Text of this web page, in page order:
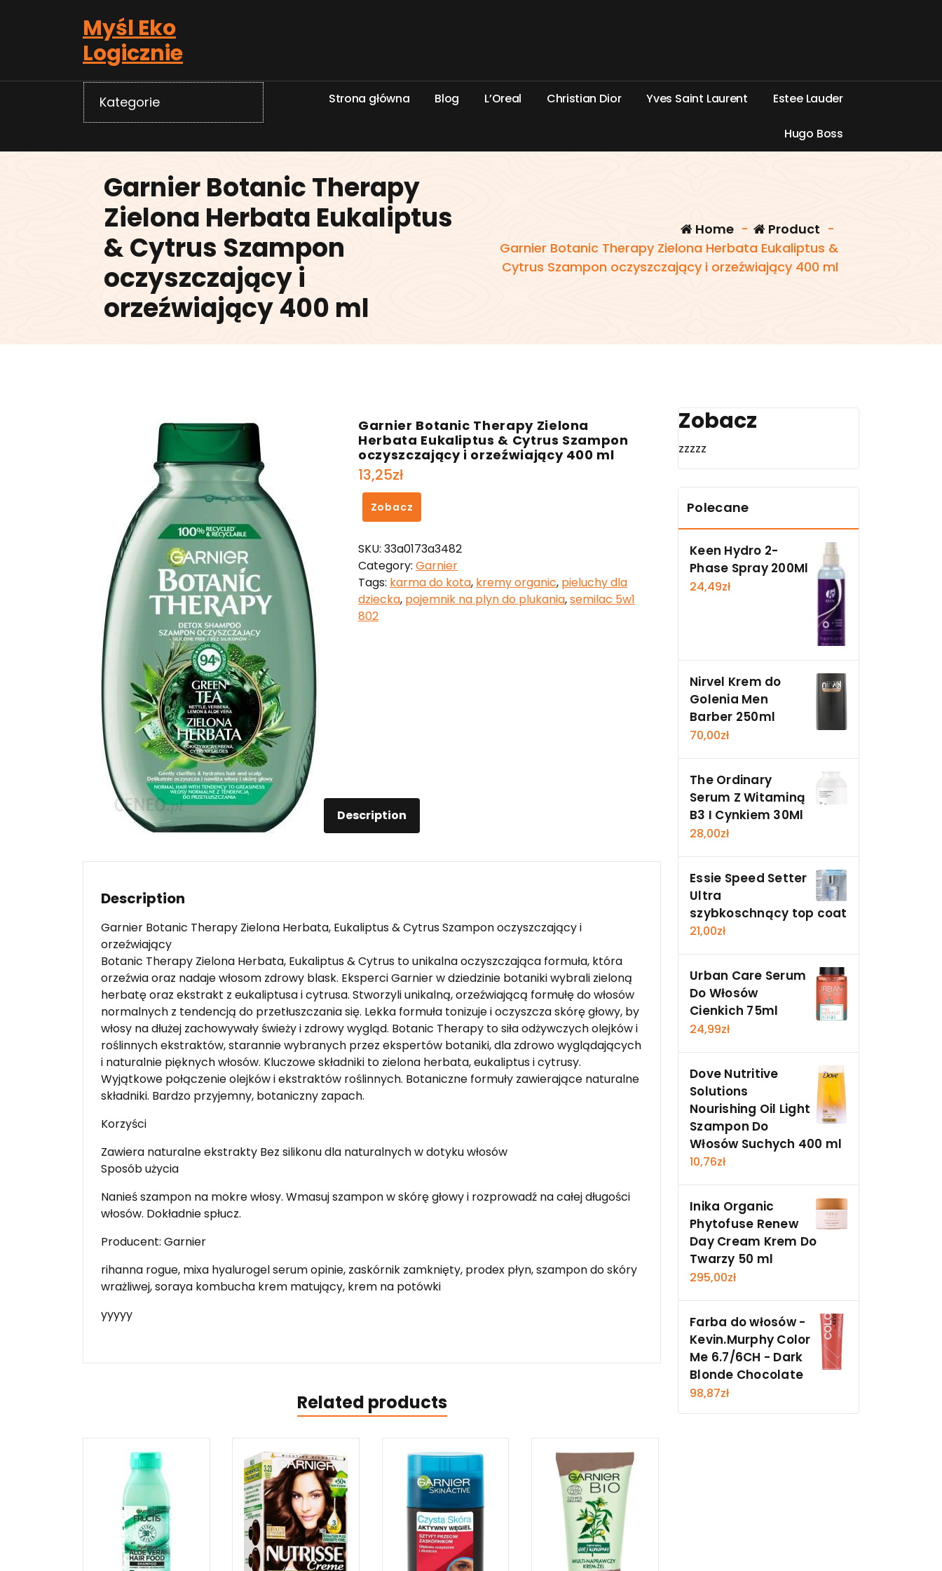
Myśl Eko
Logicznie
Kategorie Strona główna Blog L’Oreal Christian Dior Yves Saint Laurent Estee Lauder
Hugo Boss
Garnier Botanic Therapy
Zielona Herbata Eukaliptus
& Cytrus Szampon
oczyszczający i
orzeźwiający 400 ml
Home - Product -
Garnier Botanic Therapy Zielona Herbata Eukaliptus &
Cytrus Szampon oczyszczający i orzeźwiający 400 ml
Garnier Botanic Therapy Zielona
Herbata Eukaliptus & Cytrus Szampon
oczyszczający i orzeźwiający 400 ml
13,25zł
Zobacz
SKU: 33a0173a3482
Category: Garnier
Tags: karma do kota, kremy organic, pieluchy dla
dziecka, pojemnik na plyn do plukania,semilac 5w1
802
Description
Description
Garnier Botanic Therapy Zielona Herbata, Eukaliptus & Cytrus Szampon oczyszczający i
orzeźwiający
Botanic Therapy Zielona Herbata, Eukaliptus & Cytrus to unikalna oczyszczająca formuła, która
orzeźwia oraz nadaje włosom zdrowy blask. Eksperci Garnier w dziedzinie botaniki wybrali zieloną
herbatę oraz ekstrakt z eukaliptusa i cytrusa. Stworzyli unikalną, orzeźwiającą formułę do włosów
normalnych z tendencją do przetłuszczania się. Lekka formuła tonizuje i oczyszcza skórę głowy, by
włosy na dłużej zachowywały świeży i zdrowy wygląd. Botanic Therapy to siła odżywczych olejków i
roślinnych ekstraktów, starannie wybranych przez ekspertów botaniki, dla zdrowo wyglądających
i naturalnie pięknych włosów. Kluczowe składniki to zielona herbata, eukaliptus i cytrusy.
Wyjątkowe połączenie olejków i ekstraktów roślinnych. Botaniczne formuły zawierające naturalne
składniki. Bardzo przyjemny, botaniczny zapach.
Korzyści
Zawiera naturalne ekstrakty Bez silikonu dla naturalnych w dotyku włosów
Sposób użycia
Nanieś szampon na mokre włosy. Wmasuj szampon w skórę głowy i rozprowadź na całej długości
włosów. Dokładnie spłucz.
Producent: Garnier
rihanna rogue, mixa hyalurogel serum opinie, zaskórnik zamknięty, prodex płyn, szampon do skóry
wrażliwej, soraya kombucha krem matujący, krem na potówki
yyyyy
Related products
Zobacz
zzzzz
Polecane
Keen Hydro 2-
Phase Spray 200Ml
24,49zł
Nirvel Krem do
Golenia Men
Barber 250ml
70,00zł
The Ordinary
Serum Z Witaminą
B3 I Cynkiem 30Ml
28,00zł
Essie Speed Setter
Ultra
szybkoschnący top coat
21,00zł
Urban Care Serum
Do Włosów
Cienkich 75ml
24,99zł
Dove Nutritive
Solutions
Nourishing Oil Light
Szampon Do
Włosów Suchych 400 ml
10,76zł
Inika Organic
Phytofuse Renew
Day Cream Krem Do
Twarzy 50 ml
295,00zł
Farba do włosów -
Kevin.Murphy Color
Me 6.7/6CH - Dark
Blonde Chocolate
98,87zł